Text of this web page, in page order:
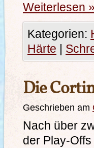
Weiterlesen »
Kategorien:
Härte |
Die
Geschrieben am
Nach über
der Play-